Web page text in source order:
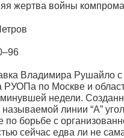
жертва войны
Владимира Рушайло с
РУОПа по Москве и
недели.
называемой линии “А”
по борьбе с
сейчас едва ли не